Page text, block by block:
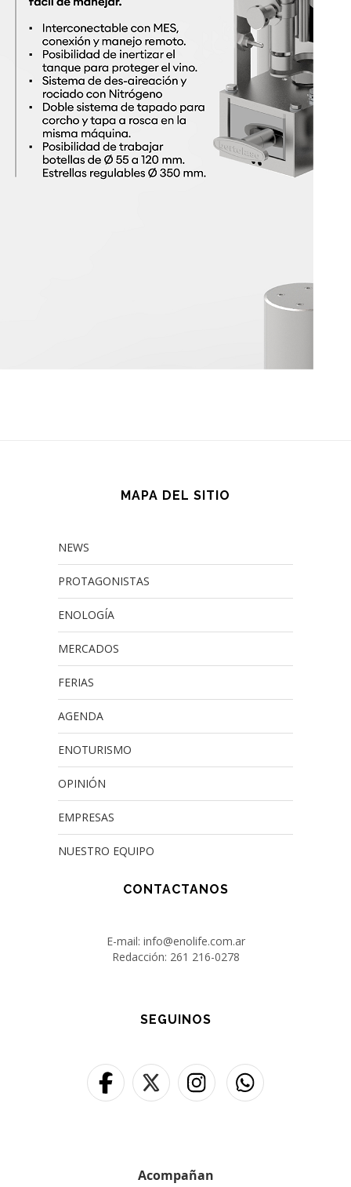
MAPA DEL SITIO
NEWS
PROTAGONISTAS
ENOLOGÍA
MERCADOS
FERIAS
AGENDA
ENOTURISMO
OPINIÓN
EMPRESAS
NUESTRO EQUIPO
CONTACTANOS
E-mail: info@enolife.com.ar
Redacción: 261 216-0278
SEGUINOS
Acompañan